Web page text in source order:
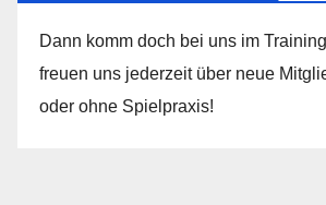
Dann komm doch bei uns im
freuen uns jederzeit über neue
oder ohne Spielpraxis!